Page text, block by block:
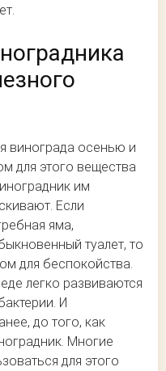
винограда осенью и
для этого вещества
им
Если
яма,
туалет, то
для беспокойства.
легко развиваются
И
до того, как
Многие
для этого